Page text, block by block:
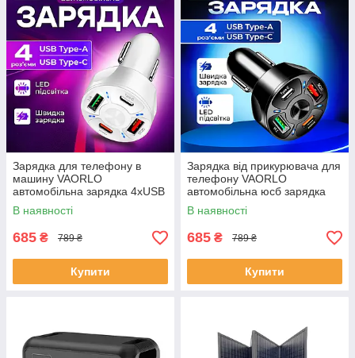
Зарядка для телефону в
машину VAORLO
автомобільна зарядка 4хUSB
зарядка від прикурювача Біла
В наявності
685 ₴ 789 ₴
Купити
Зарядка від прикурювача для
телефону VAORLO
автомобільна юсб зарядка
4хUSB FM трансмітер в
машину Чорна
В наявності
685 ₴ 789 ₴
Купити